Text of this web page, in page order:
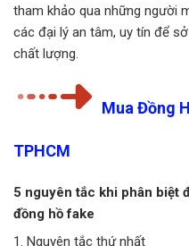
tham khảo qua những người
các đại lý an tâm, uy tín để
chất lượng.
Mua Đồng
TPHCM
5 nguyên tắc khi phân biệt
đồng hồ fake
1. Nguyên tắc thứ nhất